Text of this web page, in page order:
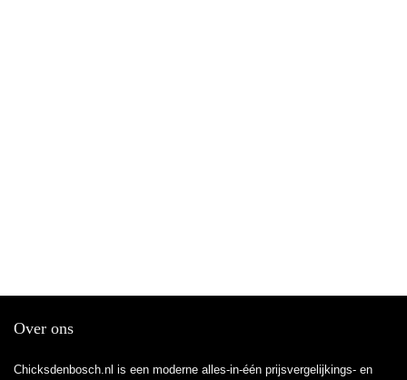
Over ons
Chicksdenbosch.nl is een moderne alles-in-één prijsvergelijkings- en